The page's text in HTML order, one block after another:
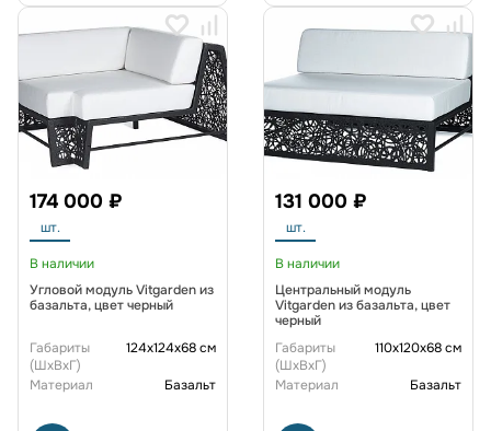
174 000 ₽
шт.
В наличии
Угловой модуль Vitgarden из
базальта, цвет черный
Габариты
(ШxВxГ)
124x124x68 см
Материал Базальт
131 000 ₽
шт.
В наличии
Центральный модуль
Vitgarden из базальта, цвет
черный
Габариты
(ШxВxГ)
110x120x68 см
Материал Базальт